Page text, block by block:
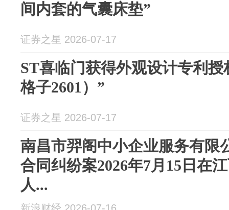
间内套的气囊床垫”
证券之星 2026-07-17
ST喜临门获得外观设计专利
格子2601）”
证券之星 2026-07-17
南昌市羿阁中小企业服务有限
合同纠纷案2026年7月15日在
人...